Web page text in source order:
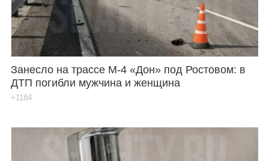
Занесло на трассе М-4 «Дон» под Ростовом: в
ДТП погибли мужчина и женщина
+1184